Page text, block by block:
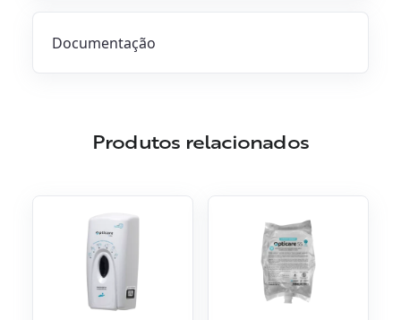
Documentação
Produtos relacionados